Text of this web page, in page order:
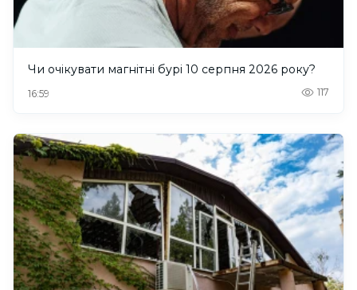
Чи очікувати магнітні бурі 10 серпня 2026 року?
16:59 117